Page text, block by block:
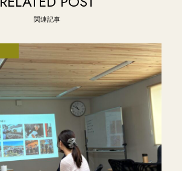
関連記事